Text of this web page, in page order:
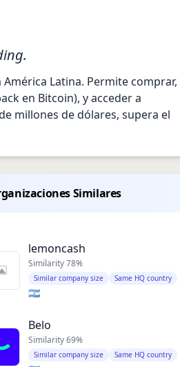
Latina. Permite comprar,
en Bitcoin), y acceder a
millones de dólares, supera el
Similares
lemoncash
Similarity78%
Similar company size Same HQ country
🇦🇷
Belo
Similarity69%
Similar company size Same HQ country